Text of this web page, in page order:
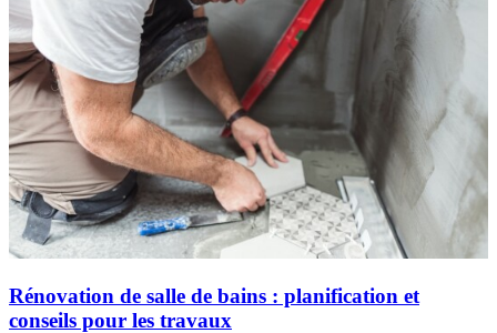
Rénovation de salle de bains : planification et
conseils pour les travaux